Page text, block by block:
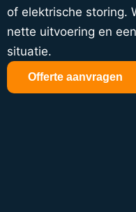
of elektrische storing.
nette uitvoering en
situatie.
Offerte aanvragen